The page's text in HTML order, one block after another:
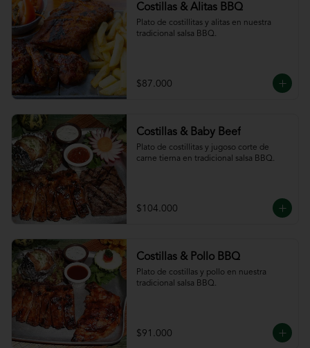
Costillas & Alitas BBQ
Plato de costillitas y alitas en nuestra
tradicional salsa BBQ.
$87.000
Costillas & Baby Beef
Plato de costillitas y jugoso corte de
carne tierna en tradicional salsa BBQ.
$104.000
Costillas & Pollo BBQ
Plato de costillas y pollo en nuestra
tradicional salsa BBQ.
$91.000